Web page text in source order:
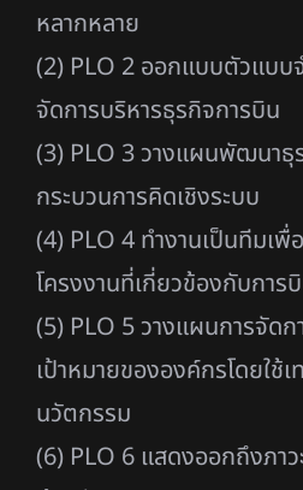
หลากหลาย
(2) PLO 2 ออกแบบตัวแบบ
จัดการบริหารธุรกิจการบิน
(3) PLO 3 วางแผนพัฒนาธุ
กระบวนการคิดเชิงระบบ
(4) PLO 4 ทำงานเป็นทีมเพื่
โครงงานที่เกี่ยวข้องกับการ
(5) PLO 5 วางแผนการจัด
เป้าหมายขององค์กรโดยใช้เ
นวัตกรรม
(6) PLO 6 แสดงออกถึงภา